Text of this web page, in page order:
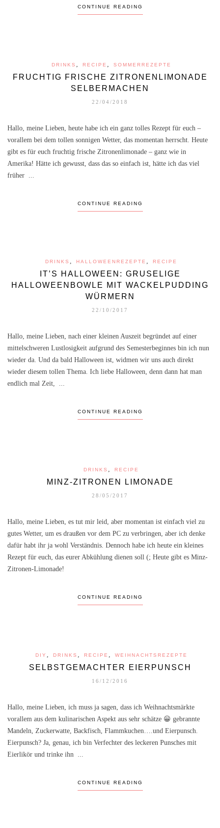
CONTINUE READING
DRINKS , RECIPE , SOMMERREZEPTE
FRUCHTIG FRISCHE ZITRONENLIMONADE
SELBERMACHEN
22/04/2018
Hallo, meine Lieben, heute habe ich ein ganz tolles Rezept für euch –
vorallem bei dem tollen sonnigen Wetter, das momentan herrscht. Heute
gibt es für euch fruchtig frische Zitronenlimonade – ganz wie in
Amerika! Hätte ich gewusst, dass das so einfach ist, hätte ich das viel
früher ...
CONTINUE READING
DRINKS , HALLOWEENREZEPTE , RECIPE
IT’S HALLOWEEN: GRUSELIGE
HALLOWEENBOWLE MIT WACKELPUDDING
WÜRMERN
22/10/2017
Hallo, meine Lieben, nach einer kleinen Auszeit begründet auf einer
mittelschweren Lustlosigkeit aufgrund des Semesterbeginnes bin ich nun
wieder da. Und da bald Halloween ist, widmen wir uns auch direkt
wieder diesem tollen Thema. Ich liebe Halloween, denn dann hat man
endlich mal Zeit, ...
CONTINUE READING
DRINKS , RECIPE
MINZ-ZITRONEN LIMONADE
28/05/2017
Hallo, meine Lieben, es tut mir leid, aber momentan ist einfach viel zu
gutes Wetter, um es draußen vor dem PC zu verbringen, aber ich denke
dafür habt ihr ja wohl Verständnis. Dennoch habe ich heute ein kleines
Rezept für euch, das eurer Abkühlung dienen soll (; Heute gibt es Minz-
Zitronen-Limonade!
CONTINUE READING
DIY , DRINKS , RECIPE , WEIHNACHTSREZEPTE
SELBSTGEMACHTER EIERPUNSCH
16/12/2016
Hallo, meine Lieben, ich muss ja sagen, dass ich Weihnachtsmärkte
vorallem aus dem kulinarischen Aspekt aus sehr schätze 😀 gebrannte
Mandeln, Zuckerwatte, Backfisch, Flammkuchen….und Eierpunsch.
Eierpunsch? Ja, genau, ich bin Verfechter des leckeren Punsches mit
Eierlikör und trinke ihn ...
CONTINUE READING